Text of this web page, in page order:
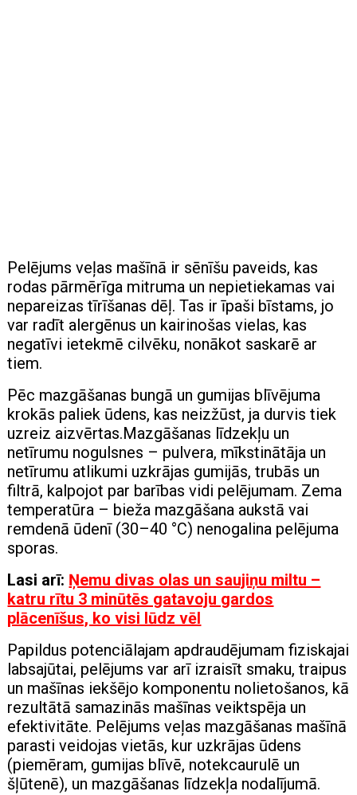
Pelējums veļas mašīnā ir sēnīšu paveids, kas
rodas pārmērīga mitruma un nepietiekamas vai
nepareizas tīrīšanas dēļ. Tas ir īpaši bīstams, jo
var radīt alergēnus un kairinošas vielas, kas
negatīvi ietekmē cilvēku, nonākot saskarē ar
tiem.
Pēc mazgāšanas bungā un gumijas blīvējuma
krokās paliek ūdens, kas neizžūst, ja durvis tiek
uzreiz aizvērtas.Mazgāšanas līdzekļu un
netīrumu nogulsnes – pulvera, mīkstinātāja un
netīrumu atlikumi uzkrājas gumijās, trubās un
filtrā, kalpojot par barības vidi pelējumam. Zema
temperatūra – bieža mazgāšana aukstā vai
remdenā ūdenī (30–40 °C) nenogalina pelējuma
sporas.
Lasi arī: Ņemu divas olas un saujiņu miltu –
katru rītu 3 minūtēs gatavoju gardos
plācenīšus, ko visi lūdz vēl
Papildus potenciālajam apdraudējumam fiziskajai
labsajūtai, pelējums var arī izraisīt smaku, traipus
un mašīnas iekšējo komponentu nolietošanos, kā
rezultātā samazinās mašīnas veiktspēja un
efektivitāte. Pelējums veļas mazgāšanas mašīnā
parasti veidojas vietās, kur uzkrājas ūdens
(piemēram, gumijas blīvē, notekcaurulē un
šļūtenē), un mazgāšanas līdzekļa nodalījumā.